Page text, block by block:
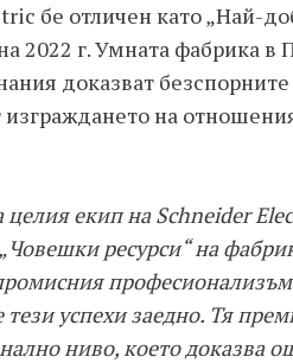
бе отличен като „Най-
2022 г. Умната фабрика в
доказват
на
екип на Schneider
ресурси“ на
успехи заедно. Тя
ниво, което доказва